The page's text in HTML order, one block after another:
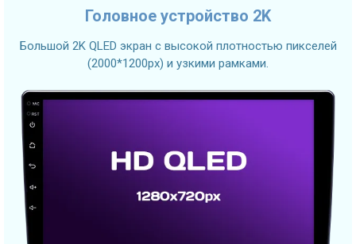
Головное устройство 2K
Большой 2K QLED экран с высокой плотностью пикселей
(2000*1200px) и узкими рамками.